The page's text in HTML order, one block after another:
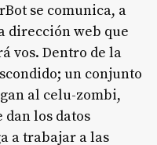
se comunica, a
dirección web que
vos. Dentro de la
un conjunto
al celu-zombi,
dan los datos
a trabajar a las